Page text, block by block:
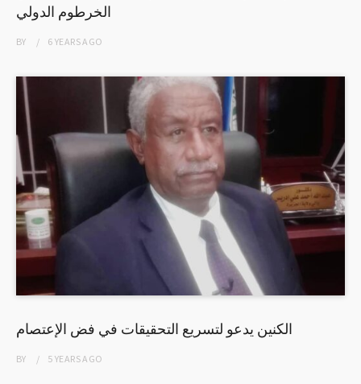
الخرطوم الدولي
BY 6 YEARSAGO
الكنين يدعو لتسريع التحقيقات في فض الإعتصام
BY 5 YEARSAGO